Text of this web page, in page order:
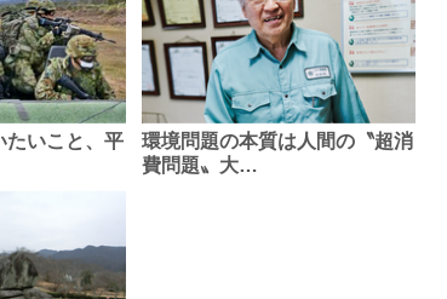
たいこと、平
環境問題の本質は人間の〝超消
費問題〟大…